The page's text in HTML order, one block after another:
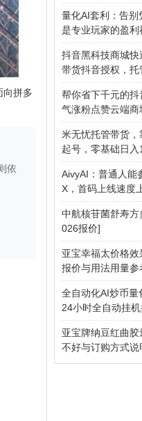
向拼多
依
量化AI套利：告
是专业玩家的盈利
抖音黑科技商城
带货抖音授权，托
帮你省下千元的抖
气涨粉点赞云端商
米无忧托管带货
起号，零基础日入
AivyAI：普通人能
X，首码上线速度
中航核苷菌舒寿
026报价]
亚宝幸福太价格
报价与用法用量参
全自动化AI炒币量
24小时全自动挂机
亚宝牌纳豆红曲
不好与订购方式说